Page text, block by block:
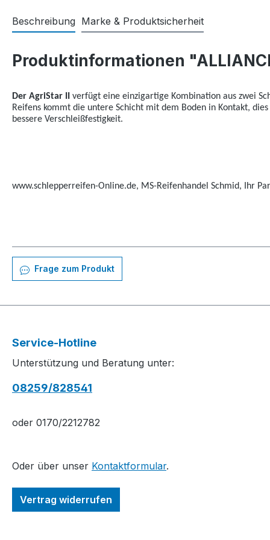
Beschreibung Marke & Produktsicherheit
Produktinformationen
Der AgriStar II verfügt eine einzigartige Kombination aus zwei
Reifens kommt die untere Schicht mit dem Boden in Kontakt,
bessere Verschleißfestigkeit.
www.schlepperreifen-Online.de, MS-Reifenhandel Schmid, Ihr
Frage zum Produkt
Service-Hotline
Unterstützung und Beratung unter:
08259/828541
oder 0170/2212782
Oder über unser Kontaktformular.
Vertrag widerrufen